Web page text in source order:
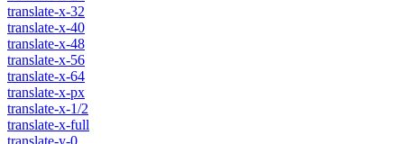
translate-x-32
translate-x-40
translate-x-48
translate-x-56
translate-x-64
translate-x-px
translate-x-1/2
translate-x-full
translate-y-0